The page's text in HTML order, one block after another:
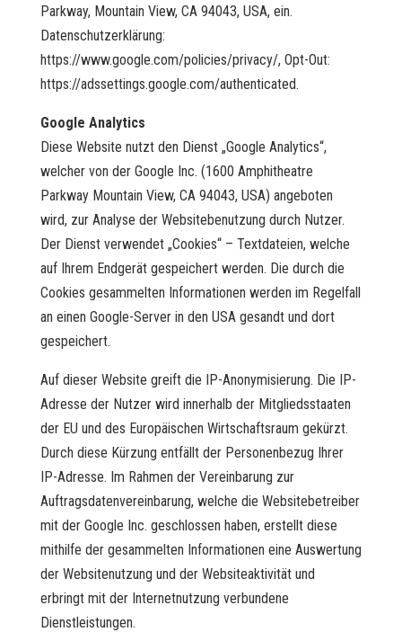
Parkway, Mountain View, CA 94043, USA, ein.
Datenschutzerklärung:
https://www.google.com/policies/privacy/, Opt-Out:
https://adssettings.google.com/authenticated.
Google Analytics
Diese Website nutzt den Dienst „Google Analytics“,
welcher von der Google Inc. (1600 Amphitheatre
Parkway Mountain View, CA 94043, USA) angeboten
wird, zur Analyse der Websitebenutzung durch Nutzer.
Der Dienst verwendet „Cookies“ – Textdateien, welche
auf Ihrem Endgerät gespeichert werden. Die durch die
Cookies gesammelten Informationen werden im Regelfall
an einen Google-Server in den USA gesandt und dort
gespeichert.
Auf dieser Website greift die IP-Anonymisierung. Die IP-
Adresse der Nutzer wird innerhalb der Mitgliedsstaaten
der EU und des Europäischen Wirtschaftsraum gekürzt.
Durch diese Kürzung entfällt der Personenbezug Ihrer
IP-Adresse. Im Rahmen der Vereinbarung zur
Auftragsdatenvereinbarung, welche die Websitebetreiber
mit der Google Inc. geschlossen haben, erstellt diese
mithilfe der gesammelten Informationen eine Auswertung
der Websitenutzung und der Websiteaktivität und
erbringt mit der Internetnutzung verbundene
Dienstleistungen.